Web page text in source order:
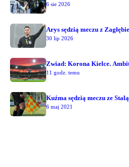
6 sie 2026
Arys sędzią meczu z
30 lip 2026
Zwiad: Korona Kielce.
11 godz. temu
Kuźma sędzią meczu ze Stalą
6 maj 2021